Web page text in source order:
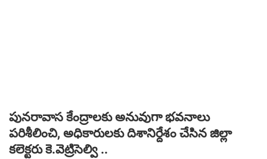
పునరావాస కేంద్రాలకు అనువుగా భవనాలు
పరిశీలించి, అధికారులకు దిశానిర్దేశం చేసిన జిల్లా
కలెక్టరు కె.వెట్రిసెల్వి ..